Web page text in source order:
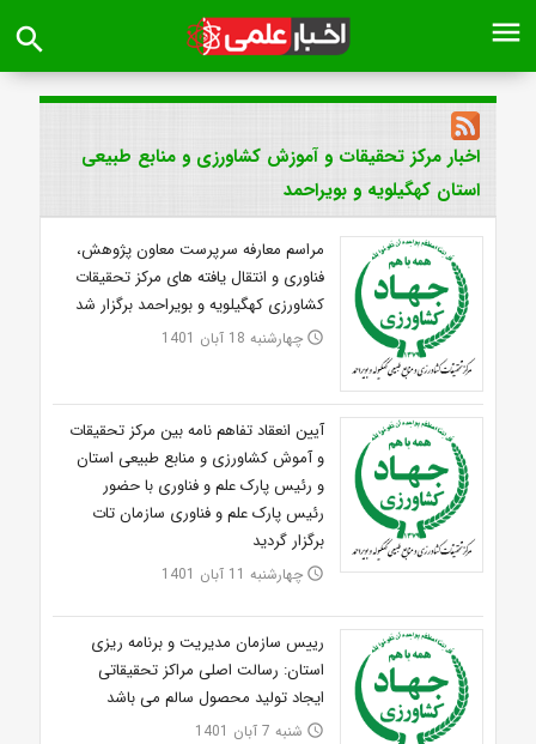
menu
search
اخبار مرکز تحقیقات و آموزش کشاورزی و منابع طبیعی
استان کهگیلویه و بویراحمد
مراسم معارفه سرپرست معاون پژوهش،
فناوری و انتقال یافته های مرکز تحقیقات
کشاورزی کهگیلویه و بویراحمد برگزار شد
access_time چهارشنبه 18 آبان 1401
آیین انعقاد تفاهم نامه بین مرکز تحقیقات
و آموش کشاورزی و منابع طبیعی استان
و رئیس پارک علم و فناوری با حضور
رئیس پارک علم‌ و فناوری سازمان تات
برگزار گردید
access_time چهارشنبه 11 آبان 1401
رییس سازمان مدیریت و برنامه ریزی
استان: رسالت اصلی مراکز تحقیقاتی
ایجاد تولید محصول سالم می باشد
access_time شنبه 7 آبان 1401